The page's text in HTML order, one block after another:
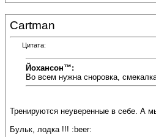
Cartman
Цитата:
Йохансон™:
Во всем нужна сноровка,
Тренируются неуверенные в себе. А
Бульк, лодка !!! :beer: